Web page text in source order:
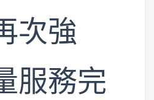
次強
服務完